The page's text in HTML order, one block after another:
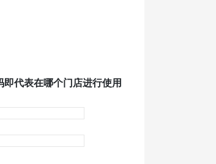
代表在哪个门店进行使用